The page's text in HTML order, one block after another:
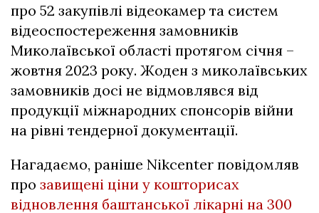
про 52 закупівлі відеокамер та систем
відеоспостереження замовників
Миколаївської області протягом січня –
жовтня 2023 року. Жоден з миколаївських
замовників досі не відмовлявся від
продукції міжнародних спонсорів війни
на рівні тендерної документації.
Нагадаємо, раніше Nikcenter повідомляв
про завищені ціни у кошторисах
відновлення баштанської лікарні на 300